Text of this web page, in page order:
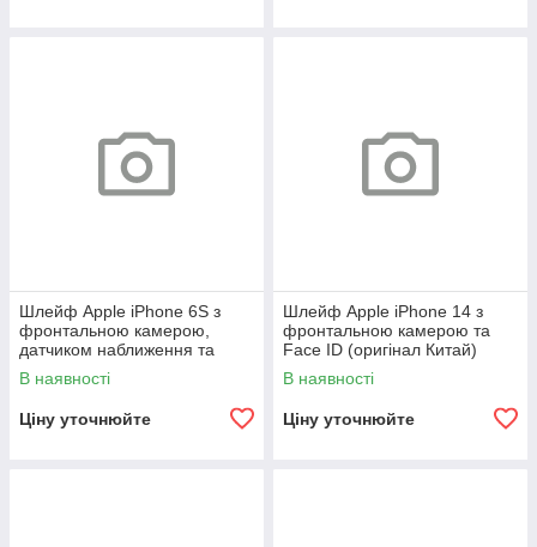
Шлейф Apple iPhone 6S з
фронтальною камерою,
датчиком наближення та
мікрофоном (оригінал Китай)
В наявності
Ціну уточнюйте
Шлейф Apple iPhone 14 з
фронтальною камерою та
Face ID (оригінал Китай)
В наявності
Ціну уточнюйте